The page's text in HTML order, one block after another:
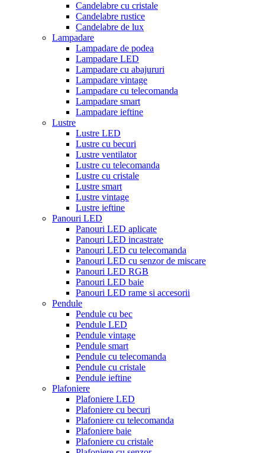
Candelabre cu cristale
Candelabre rustice
Candelabre de lux
Lampadare
Lampadare de podea
Lampadare LED
Lampadare cu abajururi
Lampadare vintage
Lampadare cu telecomanda
Lampadare smart
Lampadare ieftine
Lustre
Lustre LED
Lustre cu becuri
Lustre ventilator
Lustre cu telecomanda
Lustre cu cristale
Lustre smart
Lustre vintage
Lustre ieftine
Panouri LED
Panouri LED aplicate
Panouri LED incastrate
Panouri LED cu telecomanda
Panouri LED cu senzor de miscare
Panouri LED RGB
Panouri LED baie
Panouri LED rame si accesorii
Pendule
Pendule cu bec
Pendule LED
Pendule vintage
Pendule smart
Pendule cu telecomanda
Pendule cu cristale
Pendule ieftine
Plafoniere
Plafoniere LED
Plafoniere cu becuri
Plafoniere cu telecomanda
Plafoniere baie
Plafoniere cu cristale